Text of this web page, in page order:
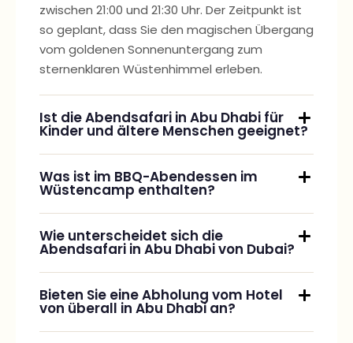
so geplant, dass Sie den magischen Übergang
vom goldenen Sonnenuntergang zum
sternenklaren Wüstenhimmel erleben.
Ist die Abendsafari in Abu Dhabi für
Kinder und ältere Menschen geeignet?
Was ist im BBQ-Abendessen im
Wüstencamp enthalten?
Wie unterscheidet sich die
Abendsafari in Abu Dhabi von Dubai?
Bieten Sie eine Abholung vom Hotel
von überall in Abu Dhabi an?
Was sollte ich für die abendliche